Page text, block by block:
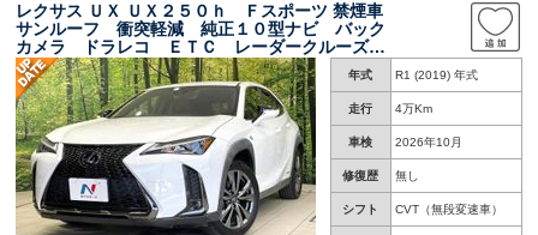
レクサス ＵＸ ＵＸ２５０ｈ Ｆスポーツ 禁煙車
サンルーフ 衝突軽減 純正１０型ナビ バック
カメラ ドラレコ ＥＴＣ レーダークルーズ
パワーバックドア コーナーセンサー シートヒ
ーター メモリーシート ステアリングヒータ
ー ＬＥＤヘッド
年式 R1 (2019) 年式
走行 4万Km
車検 2026年10月
修復歴 無し
シフト CVT（無段変速車）